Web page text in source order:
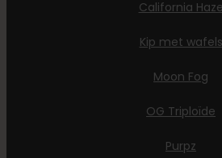
California Haze
Kip met wafels
Moon Fog
OG Triploïde
Purpz